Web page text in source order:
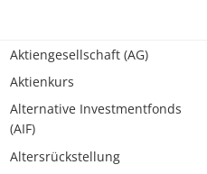
Aktiengesellschaft (AG)
Aktienkurs
Alternative Investmentfonds
(AIF)
Altersrückstellung